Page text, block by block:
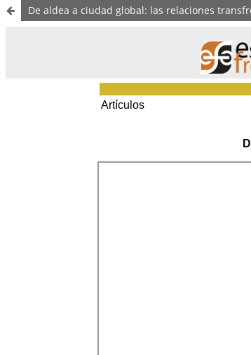
De aldea a ciudad global: las relaciones